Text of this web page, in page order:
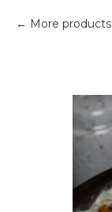
More products